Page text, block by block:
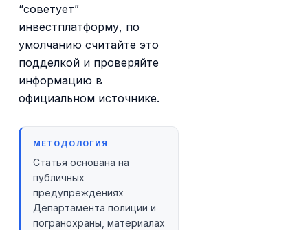
“советует”
инвестплатформу, по
умолчанию считайте это
подделкой и проверяйте
информацию в
официальном источнике.
МЕТОДОЛОГИЯ
Статья основана на
публичных
предупреждениях
Департамента полиции и
погранохраны, материалах